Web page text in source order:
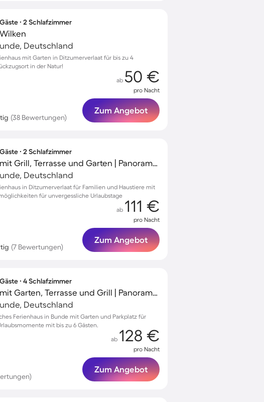
∙ 2 Schlafzimmer
Deutschland
mit Garten in Ditzumerverlaat für bis zu 4
in der Natur!
(38 Bewertungen)
ab 50 €
pro Nacht
Zum Angebot
∙ 2 Schlafzimmer
Ferienhaus mit Grill, Terrasse und Garten | Panoramablick
Deutschland
in Ditzumerverlaat für Familien und Haustiere mit
für unvergessliche Urlaubstage
(7 Bewertungen)
ab 111 €
pro Nacht
Zum Angebot
∙ 4 Schlafzimmer
Ferienhaus mit Garten, Terrasse und Grill | Panoramablick
Deutschland
Ferienhaus in Bunde mit Garten und Parkplatz für
mit bis zu 6 Gästen.
ab 128 €
pro Nacht
Zum Angebot